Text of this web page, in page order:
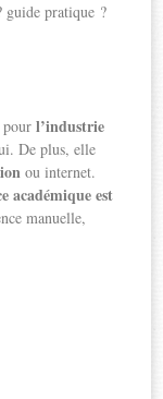
guide pratique ?
pourl’industrie
De plus, elle
ou internet.
académique est
manuelle,